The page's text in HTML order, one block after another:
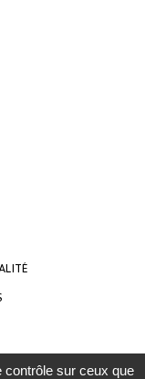
contrôle sur ceux que